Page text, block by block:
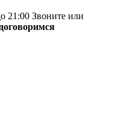
21:00 Звоните или